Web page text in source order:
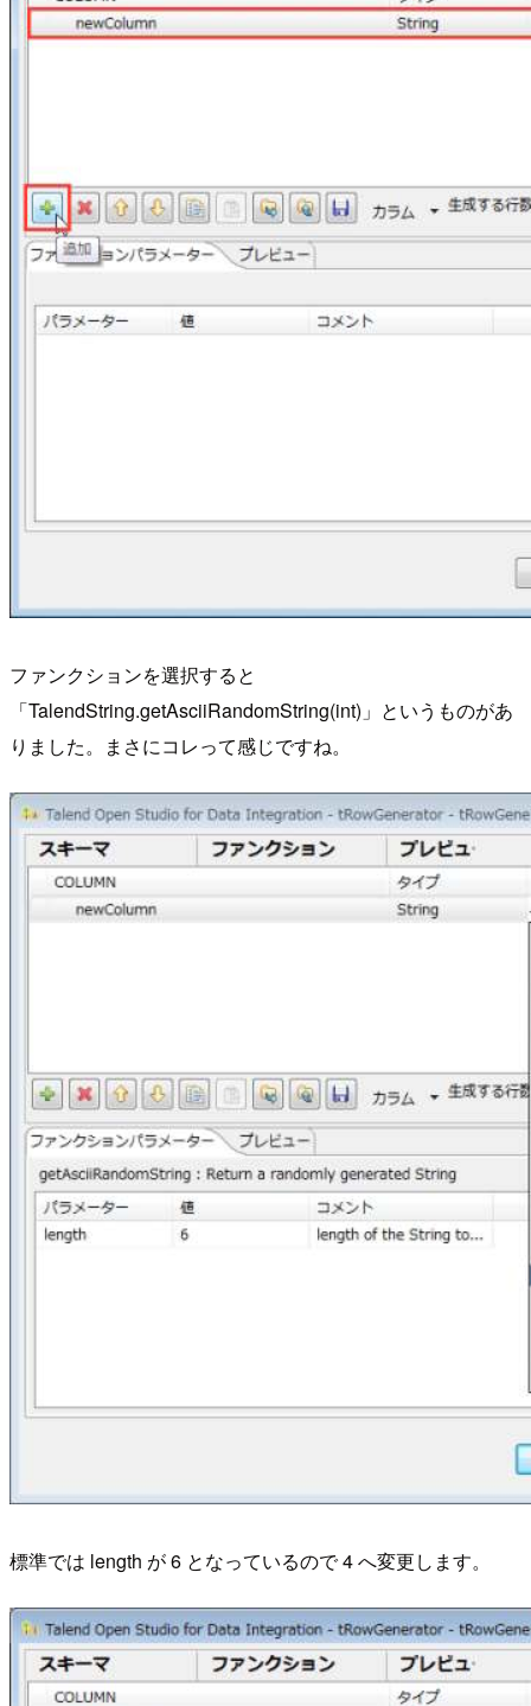
ファンクションを選択すると
「TalendString.getAsciiRandomString(int)」というものがあ
りました。まさにコレって感じですね。
標準では length が 6 となっているので 4 へ変更します。